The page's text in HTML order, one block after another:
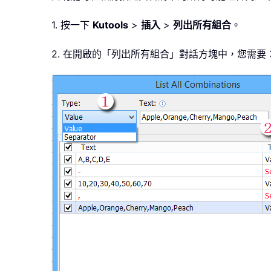
1. 按一下 Kutools > 插入 > 列出所有組合 。
2. 在開啟的「列出所有組合」對話方塊中，您需要